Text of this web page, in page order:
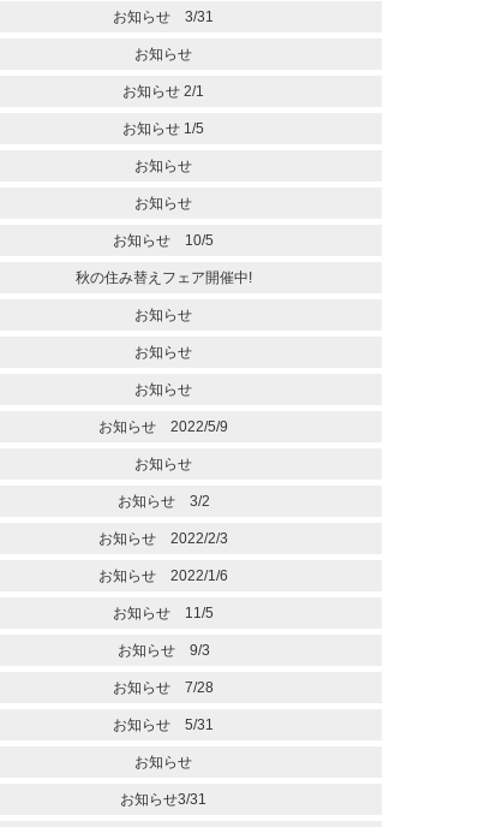
お知らせ 3/31
お知らせ
お知らせ 2/1
お知らせ 1/5
お知らせ
お知らせ
お知らせ 10/5
秋の住み替えフェア開催中!
お知らせ
お知らせ
お知らせ
お知らせ 2022/5/9
お知らせ
お知らせ 3/2
お知らせ 2022/2/3
お知らせ 2022/1/6
お知らせ 11/5
お知らせ 9/3
お知らせ 7/28
お知らせ 5/31
お知らせ
お知らせ3/31